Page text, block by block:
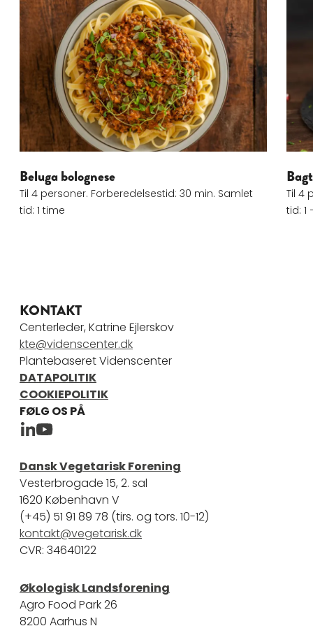
Læs mere om Beluga bolognese
Beluga bolognese
Til 4 personer. Forberedelsestid: 30 min. Samlet
tid: 1 time
Til 4
tid: 1
KONTAKT
Centerleder, Katrine Ejlerskov
kte@videnscenter.dk
Plantebaseret Videnscenter
DATAPOLITIK
COOKIEPOLITIK
FØLG OS PÅ
Plantebaseret Videnscenter Linkedin
Plantebaseret Videncenter Youtube
Dansk Vegetarisk Forening
Vesterbrogade 15, 2. sal
1620 København V
(+45) 51 91 89 78 (tirs. og tors. 10-12)
kontakt@vegetarisk.dk
CVR: 34640122
Økologisk Landsforening
Agro Food Park 26
8200 Aarhus N